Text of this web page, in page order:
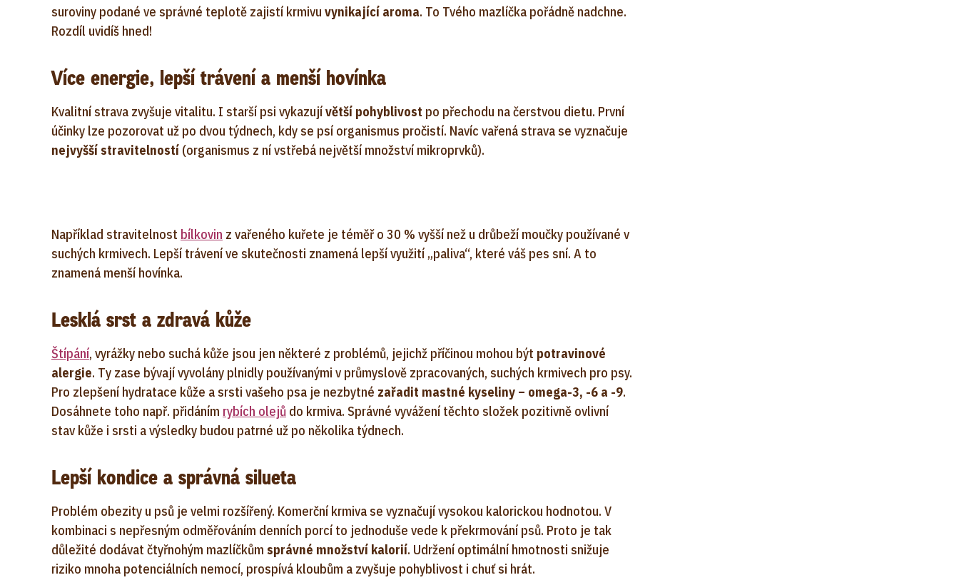
suroviny podané ve správné teplotě zajistí krmivu vynikající aroma. To Tvého mazlíčka pořádně nadchne.
Rozdíl uvidíš hned!
Více energie, lepší trávení a menší hovínka
Kvalitní strava zvyšuje vitalitu. I starší psi vykazujívětší pohyblivost po přechodu na čerstvou dietu. První
účinky lze pozorovat už po dvou týdnech, kdy se psí organismus pročistí. Navíc vařená strava se vyznačuje
nejvyšší stravitelností (organismus z ní vstřebá největší množství mikroprvků).
Například stravitelnost bílkovin z vařeného kuřete je téměř o 30 % vyšší než u drůbeží moučky používané v
suchých krmivech. Lepší trávení ve skutečnosti znamená lepší využití „paliva“, které váš pes sní. A to
znamená menší hovínka.
Lesklá srst a zdravá kůže
Štípání, vyrážky nebo suchá kůže jsou jen některé z problémů, jejichž příčinou mohou být potravinové
alergie. Ty zase bývají vyvolány plnidly používanými v průmyslově zpracovaných, suchých krmivech pro psy.
Pro zlepšení hydratace kůže a srsti vašeho psa je nezbytné zařadit mastné kyseliny – omega-3, -6 a -9.
Dosáhnete toho např. přidáním rybích olejů do krmiva. Správné vyvážení těchto složek pozitivně ovlivní
stav kůže i srsti a výsledky budou patrné už po několika týdnech.
Lepší kondice a správná silueta
Problém obezity u psů je velmi rozšířený. Komerční krmiva se vyznačují vysokou kalorickou hodnotou. V
kombinaci s nepřesným odměřováním denních porcí to jednoduše vede k překrmování psů. Proto je tak
důležité dodávat čtyřnohým mazlíčkům správné množství kalorií. Udržení optimální hmotnosti snižuje
riziko mnoha potenciálních nemocí, prospívá kloubům a zvyšuje pohyblivost i chuť si hrát.